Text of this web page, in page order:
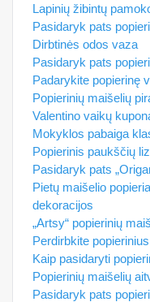
Lapinių žibintų
Pasidaryk pats
Dirbtinės odos vaza
Pasidaryk pats
Padarykite popierinę
Popierinių maišelių
Valentino vaikų
Mokyklos pabaiga
Popierinis paukščių
Pasidaryk pats
Pietų maišelio
dekoracijos
„Artsy“ popierinių
Perdirbkite
Kaip pasidaryti
Popierinių maišelių
Pasidaryk pats